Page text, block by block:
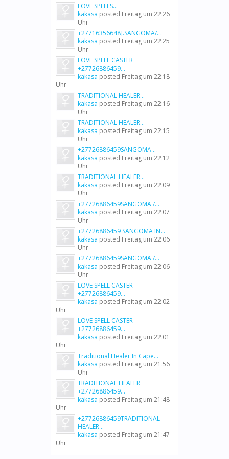
LOVE SPELLS...
kakasa posted Freitag um 22:26
Uhr
+27716356648].SANGOMA/...
kakasa posted Freitag um 22:25
Uhr
LOVE SPELL CASTER
+27726886459...
kakasa posted Freitag um 22:18
Uhr
TRADITIONAL HEALER...
kakasa posted Freitag um 22:16
Uhr
TRADITIONAL HEALER...
kakasa posted Freitag um 22:15
Uhr
+27726886459SANGOMA...
kakasa posted Freitag um 22:12
Uhr
TRADITIONAL HEALER...
kakasa posted Freitag um 22:09
Uhr
+27726886459SANGOMA /...
kakasa posted Freitag um 22:07
Uhr
+27726886459 SANGOMA IN...
kakasa posted Freitag um 22:06
Uhr
+27726886459SANGOMA /...
kakasa posted Freitag um 22:06
Uhr
LOVE SPELL CASTER
+27726886459...
kakasa posted Freitag um 22:02
Uhr
LOVE SPELL CASTER
+27726886459...
kakasa posted Freitag um 22:01
Uhr
Traditional Healer In Cape...
kakasa posted Freitag um 21:56
Uhr
TRADITIONAL HEALER
+27726886459...
kakasa posted Freitag um 21:48
Uhr
+27726886459TRADITIONAL
HEALER...
kakasa posted Freitag um 21:47
Uhr